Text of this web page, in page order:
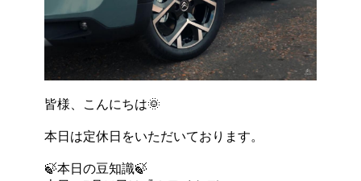
皆様、こんにちは🌞
本日は定休日をいただいております。
🍃本日の豆知識🍃